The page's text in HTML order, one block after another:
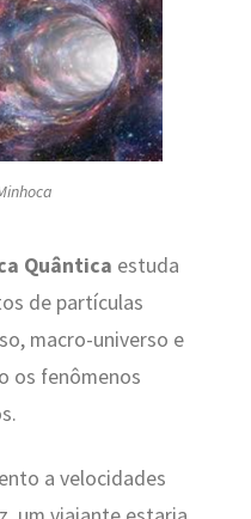
Quântica estuda
de partículas
macro-universo e
os fenômenos
a velocidades